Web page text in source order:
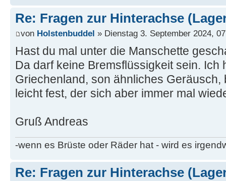
Re: Fragen zur Hinterachse
von Holstenbuddel » Dienstag 3. September 2024,
Hast du mal unter die Manschette
Da darf keine Bremsflüssigkeit sein. Ich
Griechenland, son ähnliches Geräusch,
leicht fest, der sich aber immer mal
Gruß Andreas
-wenn es Brüste oder Räder hat - wird es
Re: Fragen zur Hinterachse